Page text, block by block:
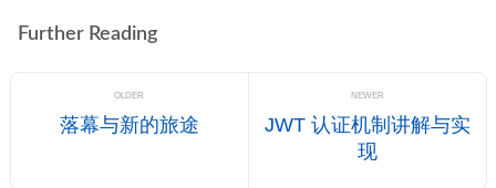
Further Reading
OLDER
落幕与新的旅途
NEWER
JWT 认证机制讲解与实
现